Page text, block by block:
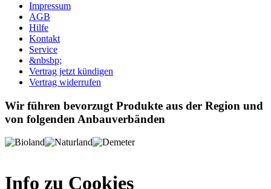
Impressum
AGB
Hilfe
Kontakt
Service
&nbsbp;
Vertrag jetzt kündigen
Vertrag widerrufen
Wir führen bevorzugt Produkte aus der Region und
von folgenden Anbauverbänden
Info zu Cookies